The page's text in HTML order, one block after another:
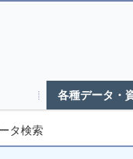
各種データ・
タ検索